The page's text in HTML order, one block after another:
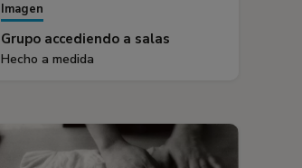
Imagen
Grupo accediendo a salas
Hecho a medida